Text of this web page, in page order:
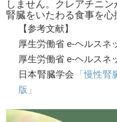
しません。クレアチニン
腎臓をいたわる食事を心
【参考文献】
厚生労働省 e-ヘルスネ
厚生労働省 e-ヘルスネ
日本腎臓学会
「慢性
版」